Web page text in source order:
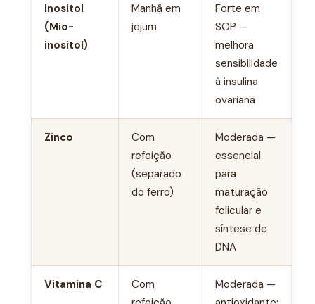
Inositol
(Mio-
inositol)
Manhã em
jejum
Forte em
SOP —
melhora
sensibilidade
à insulina
ovariana
Zinco
Com
refeição
(separado
do ferro)
Moderada —
essencial
para
maturação
folicular e
síntese de
DNA
Vitamina C
Com
Moderada —